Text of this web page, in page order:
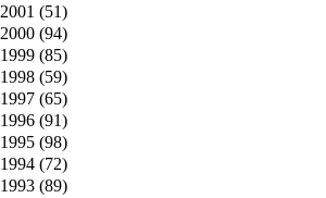
2001 (51)
2000 (94)
1999 (85)
1998 (59)
1997 (65)
1996 (91)
1995 (98)
1994 (72)
1993 (89)